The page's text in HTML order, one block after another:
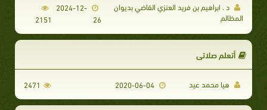
د . ابراهيم بن فريد العنزي القاضي بديوان
المظالم
2024-12-
26
2151
أتعلم صلاتي
هيا محمد عيد 2471